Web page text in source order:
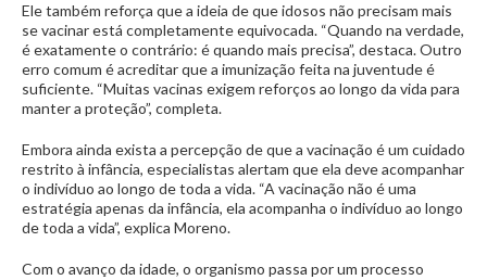
Ele também reforça que a ideia de que idosos não precisam mais
se vacinar está completamente equivocada. “Quando na verdade,
é exatamente o contrário: é quando mais precisa”, destaca. Outro
erro comum é acreditar que a imunização feita na juventude é
suficiente. “Muitas vacinas exigem reforços ao longo da vida para
manter a proteção”, completa.
Embora ainda exista a percepção de que a vacinação é um cuidado
restrito à infância, especialistas alertam que ela deve acompanhar
o indivíduo ao longo de toda a vida. “A vacinação não é uma
estratégia apenas da infância, ela acompanha o indivíduo ao longo
de toda a vida”, explica Moreno.
Com o avanço da idade, o organismo passa por um processo